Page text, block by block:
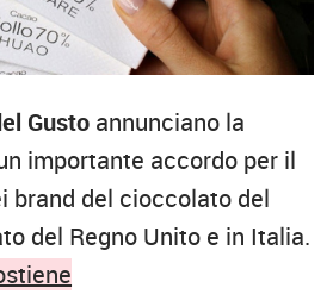
Gusto annunciano la
importante accordo per il
brand del cioccolato del
del Regno Unito e in Italia.